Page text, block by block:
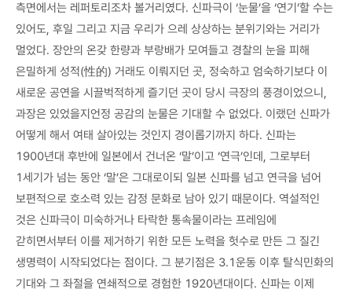
측면에서는 레퍼토리조차 볼거리였다. 신파극이 ‘눈물’을 ‘연기’할 수는
있어도, 후일 그리고 지금 우리가 으레 상상하는 분위기와는 거리가
멀었다. 장안의 온갖 한량과 부랑배가 모여들고 경찰의 눈을 피해
은밀하게 성적(性的) 거래도 이뤄지던 곳, 정숙하고 엄숙하기보다 이
새로운 공연을 시끌벅적하게 즐기던 곳이 당시 극장의 풍경이었으니,
과장은 있었을지언정 공감의 눈물은 기대할 수 없었다. 이랬던 신파가
어떻게 해서 여태 살아있는 것인지 경이롭기까지 하다. 신파는
1900년대 후반에 일본에서 건너온 ‘말’이고 ‘연극’인데, 그로부터
1세기가 넘는 동안 ‘말’은 그대로이되 일본 신파를 넘고 연극을 넘어
보편적으로 호소력 있는 감정 문화로 남아 있기 때문이다. 역설적인
것은 신파극이 미숙하거나 타락한 통속물이라는 프레임에
갇히면서부터 이를 제거하기 위한 모든 노력을 헛수로 만든 그 질긴
생명력이 시작되었다는 점이다. 그 분기점은 3.1운동 이후 탈식민화의
기대와 그 좌절을 연쇄적으로 경험한 1920년대이다. 신파는 이제